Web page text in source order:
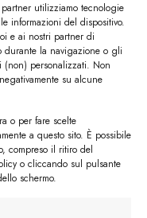
utilizziamo tecnologie
informazioni del dispositivo.
e ai nostri partner di
durante la navigazione o gli
(non) personalizzati. Non
su alcune
o per fare scelte
a questo sito. È possibile
compreso il ritiro del
o cliccando sul pulsante
schermo.
i look casual
versioni:
pelle,liscia con